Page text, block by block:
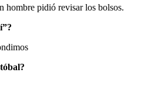
hombre pidió revisar los bolsos.